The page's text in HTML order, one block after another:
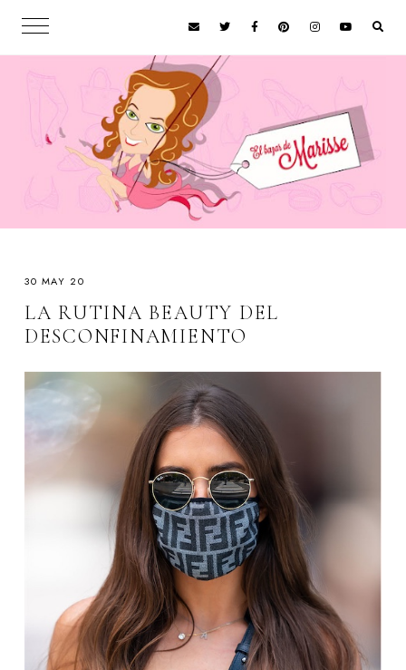
30 MAY 20
LA RUTINA BEAUTY DEL
DESCONFINAMIENTO